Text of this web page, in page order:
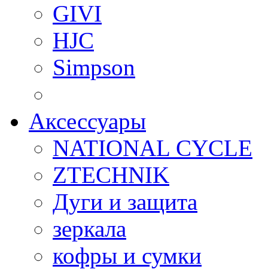
GIVI
HJC
Simpson
Аксессуары
NATIONAL CYCLE
ZTECHNIK
Дуги и защита
зеркала
кофры и сумки